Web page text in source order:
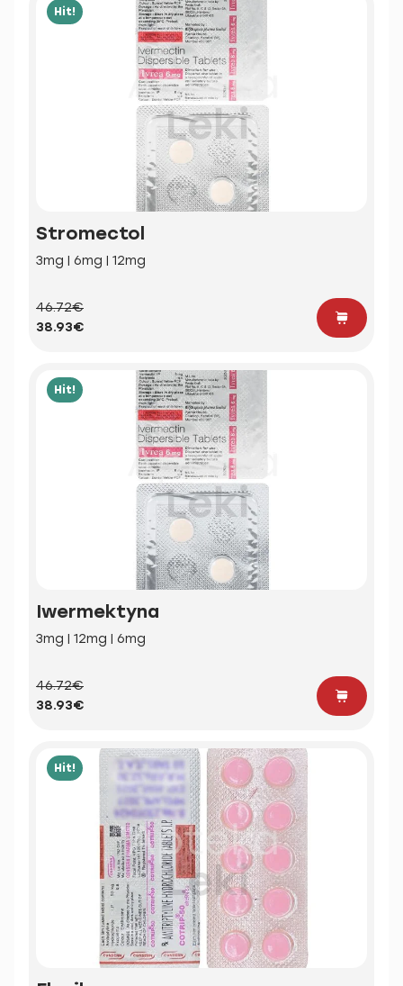
Hit!
Stromectol
3mg | 6mg | 12mg
46.72€
38.93€
Hit!
Iwermektyna
3mg | 12mg | 6mg
46.72€
38.93€
Hit!